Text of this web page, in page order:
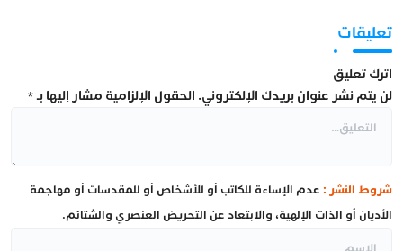
تعليقات
اترك تعليق
لن يتم نشر عنوان بريدك الإلكتروني. الحقول الإلزامية مشار إليها بـ*
شروط النشر : عدم الإساءة للكاتب أو للأشخاص أو للمقدسات أو مهاجمة
الأديان أو الذات الإلهية، والابتعاد عن التحريض العنصري والشتائم.